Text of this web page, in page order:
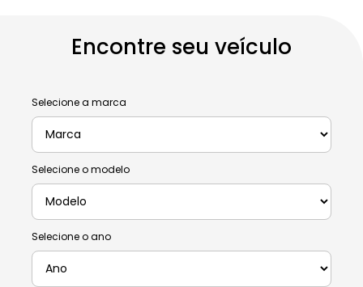
Encontre seu veículo
Selecione a marca
Selecione o modelo
Selecione o ano